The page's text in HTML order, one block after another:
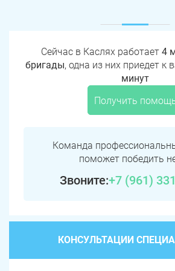
Сейчас в Каслях работает 4
бригады, одна из них приедет к
минут
Получить
Команда
поможет победить
Звоните:+7 (961)
КОНСУЛЬТАЦИИ